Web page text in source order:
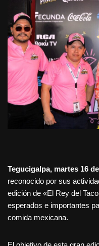
Tegucigalpa, martes 16
reconocido por sus
edición de «El Rey del
esperados e importantes
comida mexicana.